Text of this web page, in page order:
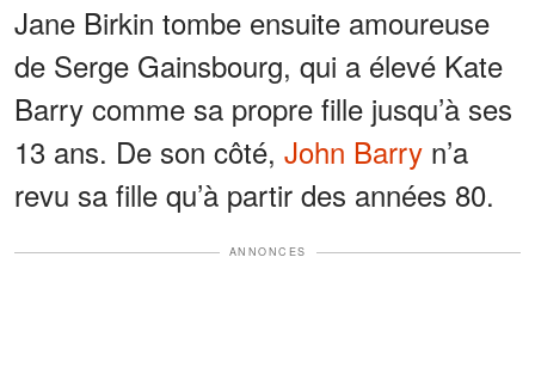
Jane Birkin tombe ensuite amoureuse
de Serge Gainsbourg, qui a élevé Kate
Barry comme sa propre fille jusqu’à ses
13 ans. De son côté, John Barry n’a
revu sa fille qu’à partir des années 80.
ANNONCES